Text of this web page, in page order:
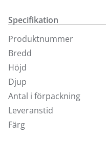
Specifikation
Produktnummer
Bredd
Höjd
Djup
Antal i förpackning
Leveranstid
Färg